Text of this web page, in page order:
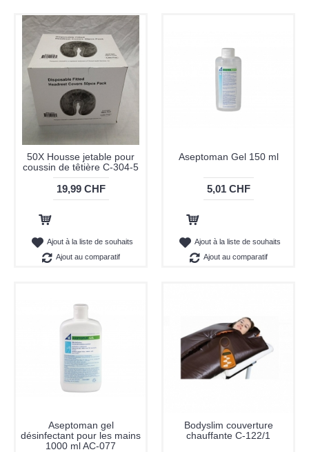
50X Housse jetable pour
coussin de têtière C-304-5
19,99 CHF
Ajout à la liste de souhaits
Ajout au comparatif
Aseptoman Gel 150 ml
5,01 CHF
Ajout à la liste de souhaits
Ajout au comparatif
Aseptoman gel
désinfectant pour les mains
1000 ml AC-077
Bodyslim couverture
chauffante C-122/1